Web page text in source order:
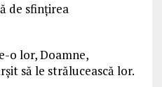
de sfințirea
o lor, Doamne,
să le strălucească lor.